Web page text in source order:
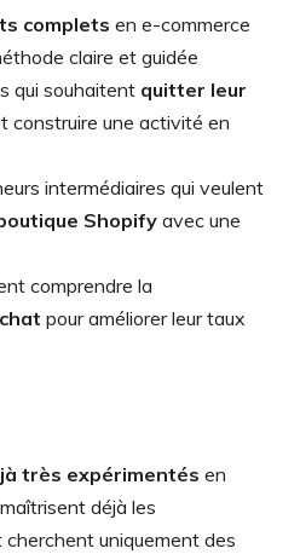
complets en e-commerce
claire et guidée
qui souhaitent quitter leur
construire une activité en
intermédiaires qui veulent
Shopifyavec une
comprendre la
pour améliorer leur taux
très expérimentés en
déjà les
uniquement des